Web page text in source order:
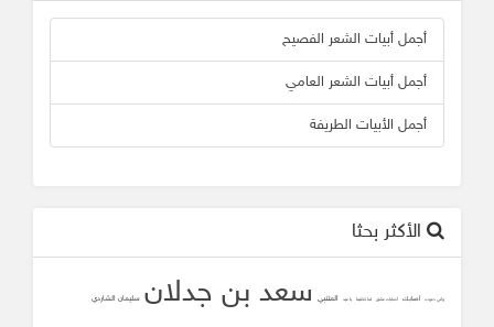
أجمل أبيات الشعر الفصيح
أجمل أبيات الشعر العامي
أجمل الأبيات الطريفة
الأكثر بحثا
وأني دعوت أصابك أصابك عشق لما تلاقينا يا عيد المتنبي سعد بن جدلان سليمان الشاردي